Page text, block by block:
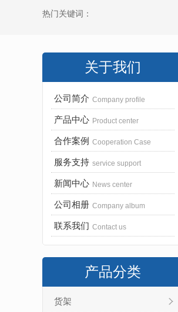
热门关键词：
关于我们
公司简介 Company profile
产品中心 Product center
合作案例 Cooperation Case
服务支持 service support
新闻中心 News center
公司相册 Company album
联系我们 Contact us
产品分类
货架